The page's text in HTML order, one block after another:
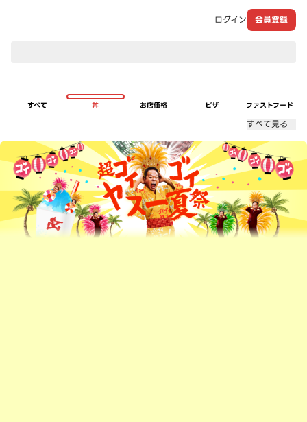
ログイン 会員登録
すべて 丼 お店価格 ピザ ファストフード
すべて見る
超ゴイゴイヤスー夏祭